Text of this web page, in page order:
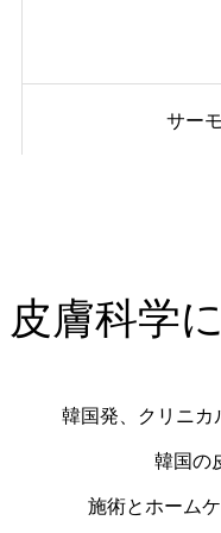
サー
2026.06.30
皮膚科学
韓国発、クリニ
韓国の
施術とホーム